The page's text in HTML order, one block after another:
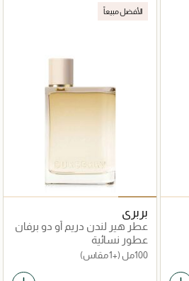
الأفضل مبيعاً
بربري
عطر هير لندن دريم أو دو برفان
عطور نسائية
100مل (+1 مقاس)